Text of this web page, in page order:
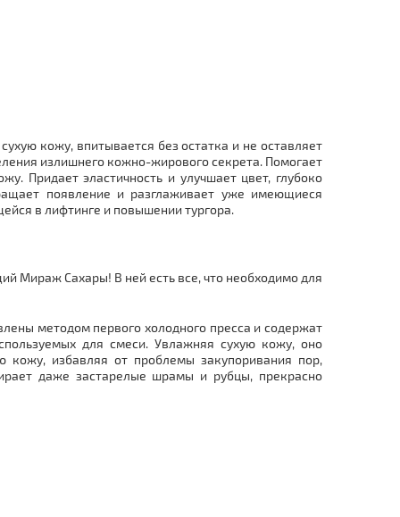
кожу, впитывается без остатка и не оставляет
излишнего кожно-жирового секрета. Помогает
Придает эластичность и улучшает цвет, глубоко
появление и разглаживает уже имеющиеся
в лифтинге и повышении тургора.
Мираж Сахары! В ней есть все, что необходимо для
методом первого холодного пресса и содержат
для смеси. Увлажняя сухую кожу, оно
кожу, избавляя от проблемы закупоривания пор,
даже застарелые шрамы и рубцы, прекрасно